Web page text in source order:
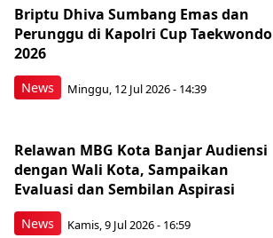
News
Briptu Dhiva Sumbang Emas dan
Perunggu di Kapolri Cup Taekwondo
2026
Minggu, 12 Jul 2026 - 14:39
News
Relawan MBG Kota Banjar Audiensi
dengan Wali Kota, Sampaikan
Evaluasi dan Sembilan Aspirasi
Kamis, 9 Jul 2026 - 16:59